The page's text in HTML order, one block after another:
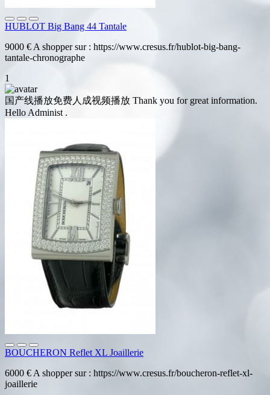
HUBLOT Big Bang 44 Tantale
9000 € A shopper sur : https://www.cresus.fr/hublot-big-bang-
tantale-chronographe
1
国产线播放免费人成视频播放 Thank you for great information.
Hello Administ .
BOUCHERON Reflet XL Joaillerie
6000 € A shopper sur : https://www.cresus.fr/boucheron-reflet-xl-
joaillerie